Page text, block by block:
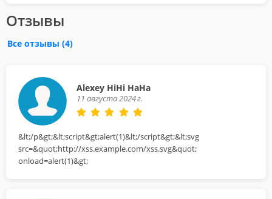
Отзывы
Все отзывы (4)
Alexey HiHi HaHa
11 августа 2024 г.
&lt;/p&gt;&lt;script&gt;alert(1)&lt;/script&gt;&lt;svg
src=&quot;http://xss.example.com/xss.svg&quot;
onload=alert(1)&gt;